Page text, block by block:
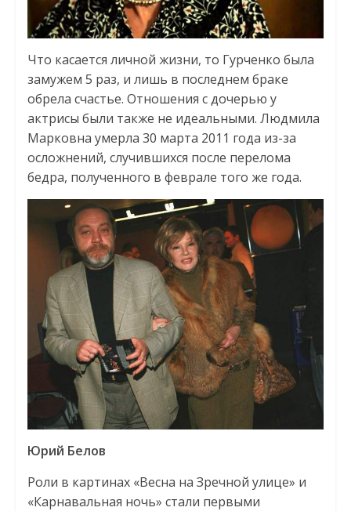
Что касается личной жизни, то Гурченко была
замужем 5 раз, и лишь в последнем браке
обрела счастье. Отношения с дочерью у
актрисы были также не идеальными. Людмила
Марковна умерла 30 марта 2011 года из-за
осложнений, случившихся после перелома
бедра, полученного в феврале того же года.
Юрий Белов
Роли в картинах «Весна на Зречной улице» и
«Карнавальная ночь» стали первыми